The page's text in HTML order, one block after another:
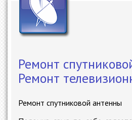
Ремонт
Ремонт
Ремонт спутниковой антенны